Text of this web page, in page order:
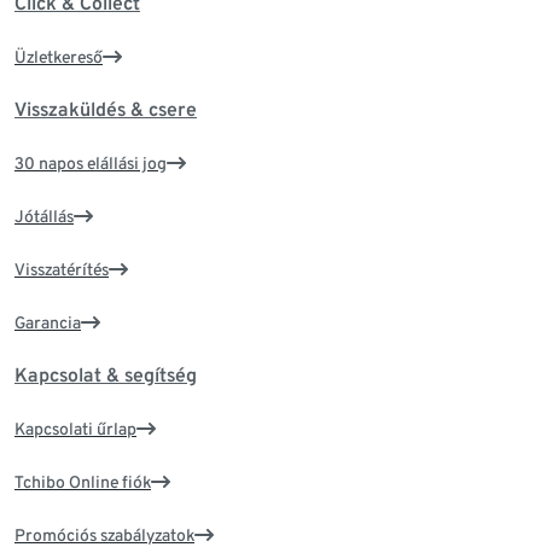
Üzletkereső
Visszaküldés & csere
30 napos elállási jog
Jótállás
Visszatérítés
Garancia
Kapcsolat & segítség
Kapcsolati űrlap
Tchibo Online fiók
Promóciós szabályzatok